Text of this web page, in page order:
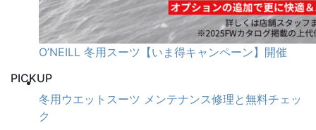
O’NEILL 冬用スーツ【いま得キャンペーン】開催
PICKUP
冬用ウエットスーツ メンテナンス修理と無料チェッ
ク